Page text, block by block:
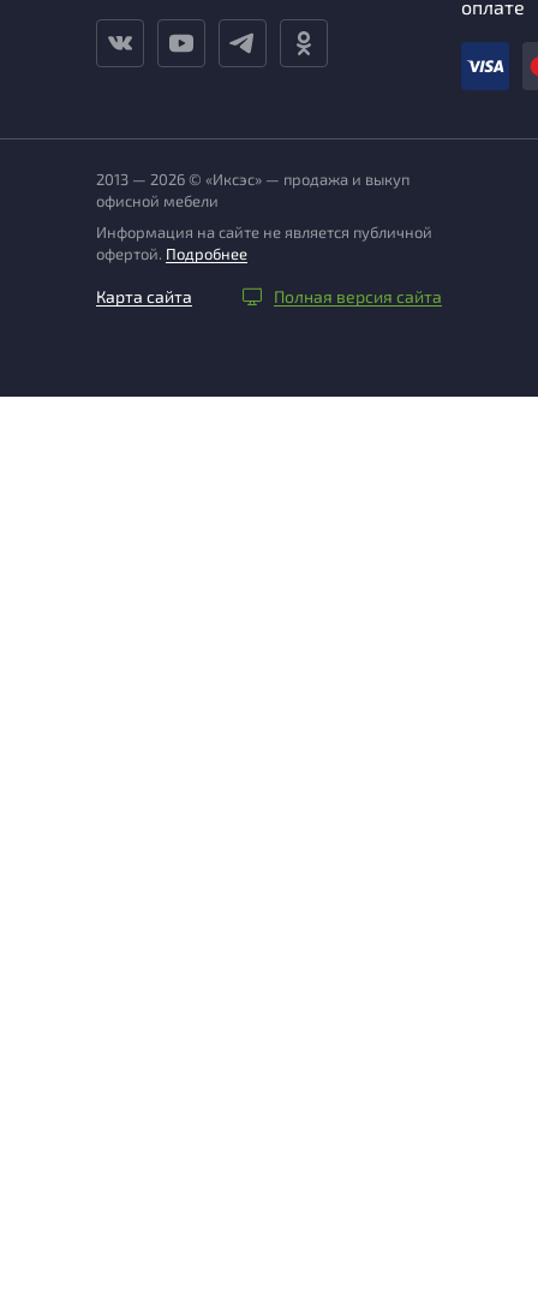
оплате
2013 — 2026 © «Иксэс» — продажа и выкуп
офисной мебели
Информация на сайте не является публичной
офертой. Подробнее
Карта сайта Полная версия сайта